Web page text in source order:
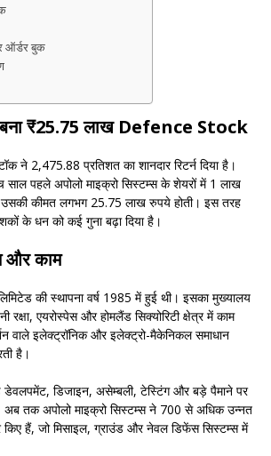
ऑर्डर बुक
₹25.75 लाख Defence Stock
ने 2,475.88 प्रतिशत का शानदार रिटर्न दिया है।
साल पहले अपोलो माइक्रो सिस्टम्स के शेयरों में 1 लाख
कीमत लगभग 25.75 लाख रुपये होती। इस तरह
के धन को कई गुना बढ़ा दिया है।
और काम
की स्थापना वर्ष 1985 में हुई थी। इसका मुख्यालय
रक्षा, एयरोस्पेस और होमलैंड सिक्योरिटी क्षेत्र में काम
वाले इलेक्ट्रॉनिक और इलेक्ट्रो-मैकेनिकल समाधान
है।
डेवलपमेंट, डिजाइन, असेम्बली, टेस्टिंग और बड़े पैमाने पर
तक अपोलो माइक्रो सिस्टम्स ने 700 से अधिक उन्नत
किए हैं, जो मिसाइल, ग्राउंड और नेवल डिफेंस सिस्टम्स में